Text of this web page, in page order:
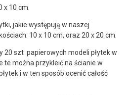
10 cm.
jakie występują w naszej
10 x 10 cm, oraz 20 x 20 cm.
20 szt papierowych modeli płytek w
te można przykleić na ścianie w
i w ten sposób ocenić całość